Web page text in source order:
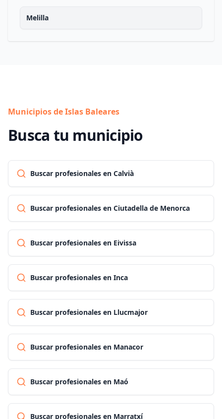
Melilla
Municipios de Islas Baleares
Busca tu municipio
Buscar profesionales en Calvià
Buscar profesionales en Ciutadella de Menorca
Buscar profesionales en Eivissa
Buscar profesionales en Inca
Buscar profesionales en Llucmajor
Buscar profesionales en Manacor
Buscar profesionales en Maó
Buscar profesionales en Marratxí